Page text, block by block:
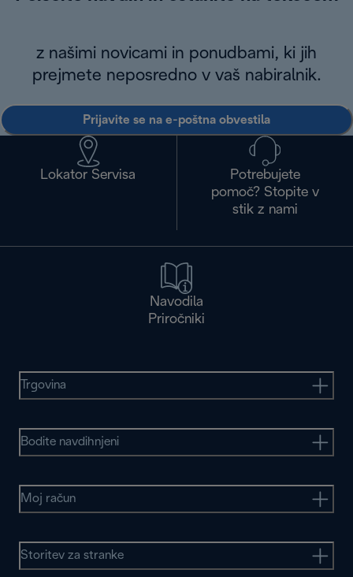
z našimi novicami in ponudbami, ki jih
prejmete neposredno v vaš nabiralnik.
Prijavite se na e-poštna obvestila
Lokator Servisa
Potrebujete
pomoč? Stopite v
stik z nami
Navodila
Priročniki
Trgovina
Bodite navdihnjeni
Moj račun
Storitev za stranke